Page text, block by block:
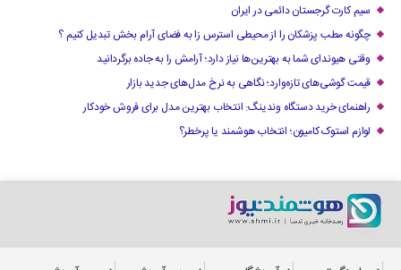
سیم کارت گرجستان دائمی در ایران
چگونه مطب پزشکان را از محیطی استرس زا به فضای آرام بخش تبدیل کنیم ؟
وقتی هیوندای شما به بهترین‌ها نیاز دارد؛ آرامش را به جاده برگردانید
قیمت گوشی‌های تازه‌وارد؛ نگاهی به نرخ مدل‌های جدید بازار
راهنمای خرید دستگاه وندینگ: انتخاب بهترین مدل برای فروش خودکار
لوازم استوک کامیون؛ انتخاب هوشمند یا پرخطر؟